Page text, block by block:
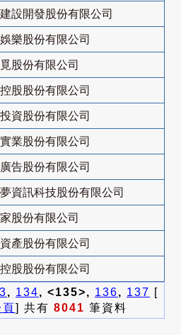
設開發股份有限公司
樂股份有限公司
股份有限公司
股股份有限公司
資股份有限公司
業股份有限公司
告股份有限公司
資訊科技股份有限公司
股份有限公司
產股份有限公司
股股份有限公司
, 134, <135>, 136, 137 [
] 共有 8041 筆資料